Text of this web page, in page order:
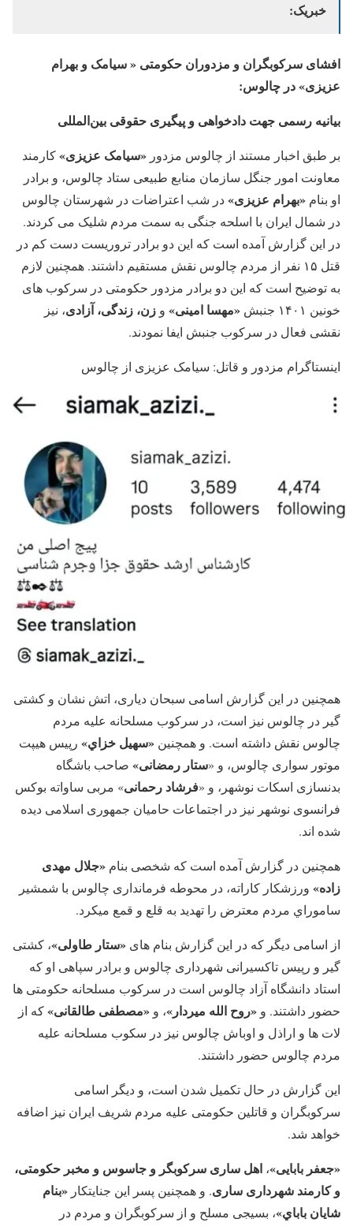
خبریک:
افشای سرکوبگران و مزدوران حکومتی « سیامک و بهرام
عزیزی» در چالوس:
بیانیه رسمی جهت دادخواهی و پیگیری حقوقی بین‌المللی
بر طبق اخبار مستند از چالوس مزدور «سیامک عزیزی»کارمند
معاونت امور جنگل سازمان منابع طبیعی ستاد چالوس، و برادر
او بنام «بهرام عزیزی»در شب اعتراضات در شهرستان چالوس
در شمال ایران با اسلحه جنگی به سمت مردم شلیک می کردند.
در این گزارش آمده است که این دو برادر تروریست دست کم در
قتل ۱۵ نفر از مردم چالوس نقش مستقیم داشتند. همچنین لازم
به توضیح است که این دو برادر مزدور حکومتی در سرکوب های
خونین ۱۴۰۱ جنبش
«مهسا امینی» و زن، زندگی، آزادی، نیز
نقشی فعال در سرکوب جنبش ایفا نمودند.
اینستاگرام مزدور و قاتل: سیامک عزیزی از چالوس
همچنین در این گزارش اسامی سبحان دیاری، اتش نشان و کشتی
گیر در چالوس نیز است، در سرکوب مسلحانه علیه مردم
چالوس نقش داشته است. و همچنین «سهیل خزاي» رپیس هیپت
موتور سواری چالوس، و «ستار رمضانی» صاحب باشگاه
بدنسازی اسکات نوشهر، و «فرشاد رحمانی» مربی ساواته بوکس
فرانسوی نوشهر نیز در اجتماعات حامیان جمهوری اسلامی دیده
شده اند.
همچنین در گزارش آمده است که شخصی بنام «جلال مهدی
زاده» ورزشکار کاراته، در محوطه فرمانداری چالوس با شمشیر
ساموراي مردم معترض را تهدید به قلع و قمع میکرد.
از اسامی دیگر که در این گزارش بنام های «ستار طاولی»، کشتی
گیر و رپیس تاکسیرانی شهرداری چالوس و برادر سپاهی او که
استاد دانشگاه آزاد چالوس است در سرکوب مسلحانه حکومتی ها
حضور داشتند. و «روح الله میردار»، و «مصطفی طالقانی»که از
لات ها و اراذل و اوباش چالوس نیز در سکوب مسلحانه علیه
مردم چالوس حضور داشتند.
این گزارش در حال تکمیل شدن است، و دیگر اسامی
سرکوبگران و قاتلین حکومتی علیه مردم شریف ایران نیز اضافه
خواهد شد.
«جعفر بابایی»، اهل ساری سرکوبگر و جاسوس و مخبر حکومتی،
و کارمند شهرداری ساری. و همچنین پسر این جنایتکار «بنام
شایان باباي»، بسیجی مسلح و از سرکوبگران و مردم در